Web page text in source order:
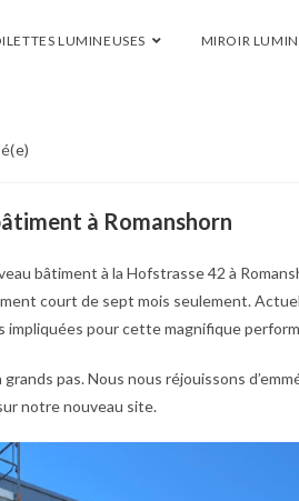
LUMINEUSES MIROIR
à Romanshorn
bâtiment à la Hofstrasse 42 à
court de sept mois seulement.
pour cette magnifique
pas. Nous nous réjouissons
notre nouveau site.